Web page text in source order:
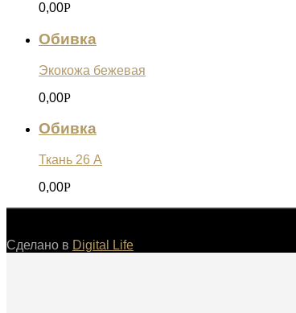
0,00Р
Обивка
Экокожа бежевая
0,00Р
Обивка
Ткань 26 А
0,00Р
Сделано в Digital Life